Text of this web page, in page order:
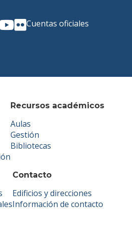
Recursos académicos
Aulas
Gestión
Bibliotecas
Contacto
Edificios y direcciones
Información de contacto
Cuentas oficiales